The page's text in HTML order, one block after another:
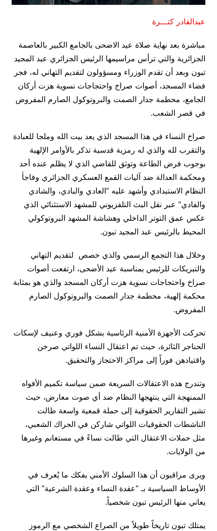
عبدالقادر كتـــرة
مباشرة بعد نهاية صلاة عيد الاضحى بالجامع الكبير بالعاصمة
الجزائرية والتي ترأس مراسيمها الرئيس الجزائري عبد المجيد
تبون وبعد أن تقدم الوزراء ومسؤولون لتقديم التهاني له، فجر
فضاء المسجد، أصوات صراخ واحتجاجات نسوية هزت أركان
الجامع، محطمة جدار الصمت والبروتوكول الصارم المفروض
في قصر الشعب.
صراخ النساء في هذا المسجد الذي يعد بيت الله وملجا للعبادة
والتقرب لله والذي له رمزية قدسية تذكر بالأوامر الإلهية
بوجوب فرض الطاعة وتوثق للقاضي الذي لا يظلم عنده أحد
ومحكمة العدالة ضد آليات القمع العسكري الجزائري وفاجأ
النظام الاستبدادي وأشهد عليه “العادي والبادي، والشادي
والفادي” عبر نقل البث التلفزيوني للمشهد الاستثنائي الذي
عكس عمق التوتر الداخلي وهشاشة المشهد البروتوكولي
المحيط بالرئيس عبد المجيد تبون.
وخلال هذا التجمع الرسمي والذي خصص لتقديم التهاني
والتبريكات للرئيس بمناسبة عيد الأضحى، ارتفعت أصوات
صراخ واحتجاجات نسوية هزت أركان المسجد والذي هو بمثابة
محكمة إلهية، محطمة جدار الصمت والبروتوكول الصارم
المفروض.
تحركت الأجهزة الأمنية الرئاسية بشكل فوري وعنيف لإسكات
الحناجر الثائرة، حيث تم اعتقال النساء اللواتي صرخن
واقتيادهن فوراً إلى مراكز الاحتجاز والتحقيق.
وتندرج هذه الاعتقالات السريعة ضمن سياسة تكميم الأفواه
الممنهجة التي ينتهجها النظام ضد أي صوت معارض، حيث
تشير التقارير الحقوقية إلى حملة قمعية واسعة طالت
الناشطات الحقوقيات اللواتي شاركن في الحراك الشعبي،
مثل حملات الاعتقال التي طالت نساءً في مستغانم وغيرها
من الولايات.
ويرى مراقبون أن هذا السلوك الأمني يفكك ما يُعرف في
الأوساط السياسية بـ “عقدة النساء وعقدة الشرعية” التي
يعاني منها الرئيس تبون شخصياً.
يمتلك تبون تاريخاً طويلاً من الصراع الشخصي مع الرموز